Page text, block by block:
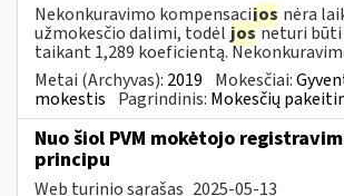
Nekonkuravimo kompensacijos nėra
užmokesčio dalimi, todėl josneturi būti
taikant 1,289 koeficientą.
Metai (Archyvas): 2019 Mokesčiai:
mokestis Pagrindinis: Mokesčių
Nuo šiol PVM mokėtojo
principu
Web turinio sąrašas 2025-05-13